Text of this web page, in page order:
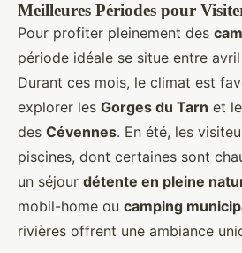
Meilleures Périodes pour
Pour profiter pleinement des
période idéale se situe entre
Durant ces mois, le climat est
explorer les Gorges du Tarn et
des Cévennes. En été, les
piscines, dont certaines sont
un séjour détente en pleine
mobil-home ou camping
rivières offrent une ambiance